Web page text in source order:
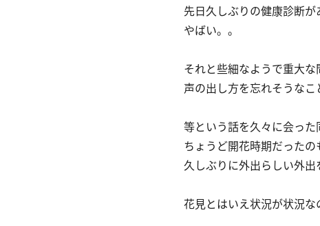
先日久しぶりの健康診断が
やばい。。
それと些細なようで重大
声の出し方を忘れそうなこ
等という話を久々に会った
ちょうど開花時期だったの
久しぶりに外出らしい外出
花見とはいえ状況が状況